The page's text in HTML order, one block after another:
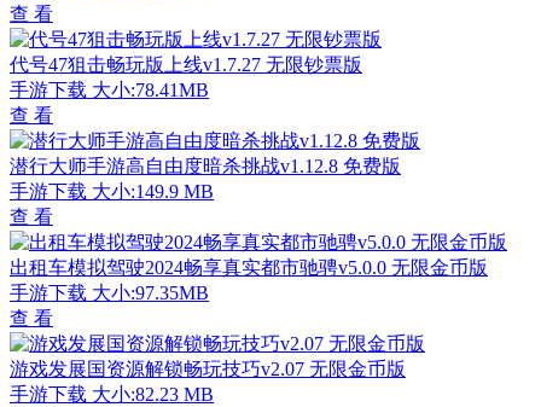
查 看
代号47狙击畅玩版上线v1.7.27 无限钞票版
手游下载 大小:78.41MB
查 看
潜行大师手游高自由度暗杀挑战v1.12.8 免费版
手游下载 大小:149.9 MB
查 看
出租车模拟驾驶2024畅享真实都市驰骋v5.0.0 无限金币版
手游下载 大小:97.35MB
查 看
游戏发展国资源解锁畅玩技巧v2.07 无限金币版
手游下载 大小:82.23 MB